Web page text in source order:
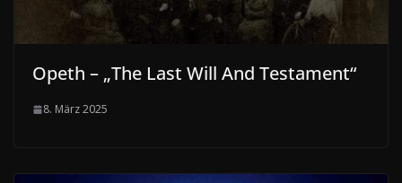
Opeth – „The Last Will And Testament“
8. März 2025